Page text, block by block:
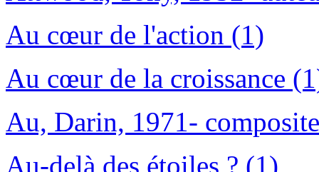
Au cœur de l'action (1)
Au cœur de la croissance
Au, Darin, 1971-
Au-delà des étoiles ? (1)